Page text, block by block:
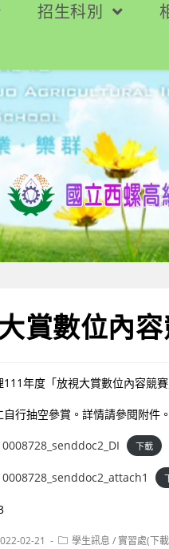
招生科別
大賞數位內
年度「放視大賞數位內容競
行抽空參賞。詳情請參閱附件。
下載
02-21
Post學生訊息 / 實習處(下